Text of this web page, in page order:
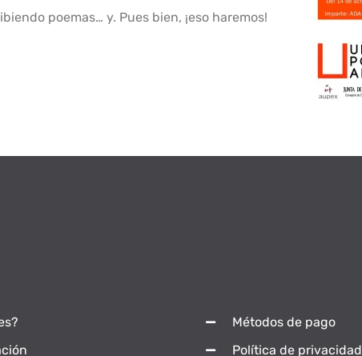
poemas… y. Pues bien, ¡eso haremos!
Métodos de pago
Política de privacidad